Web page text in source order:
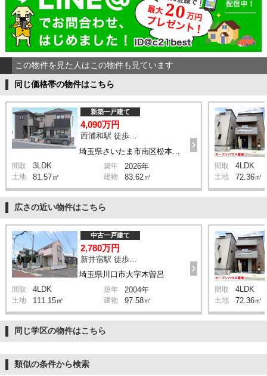
この物件を見た人はこの物件も見ています
同じ価格帯の物件はこちら
新築一戸建て
4,090万円
西浦和駅 徒歩14分
間取 3LDK 築年 2026年
土地 81.57㎡ 建物 83.62㎡
間取 4LDK
土地 72.36㎡
広さの近い物件はこちら
埼玉県川口市大字木曽呂
中古一戸建て
2,780万円
間取 4LDK 築年 2004年
土地 111.15㎡ 建物 97.58㎡
間取 4LDK
土地 72.36㎡
同じ学区の物件はこちら
類似の条件から検索